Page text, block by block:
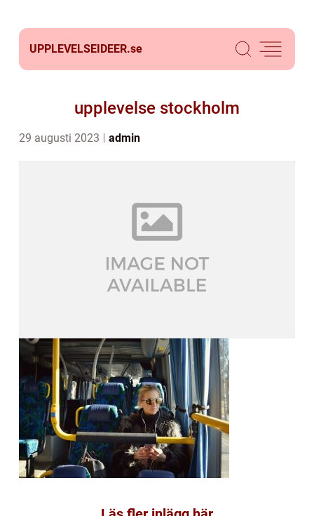
UPPLEVELSEIDEER.se
upplevelse stockholm
29 augusti 2023 admin